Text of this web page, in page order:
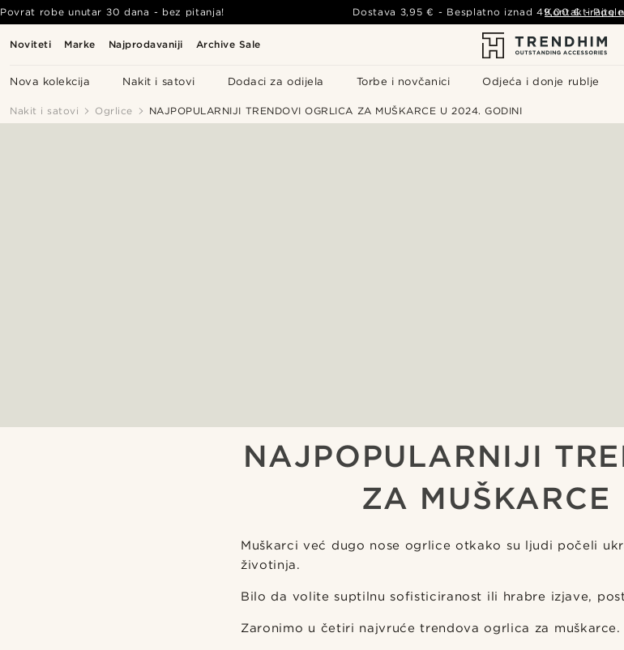
Noviteti Marke Najprodavaniji Archive Sale
Nova kolekcija Nakit i satovi Dodaci za odijela Torbe i novčanici Odjeća i donje rublje
Povrat robe unutar 30 dana - bez pitanja! Dostava 3,95 € - Besplatno iznad49,00 € -
Kontaktirajte
Nakit i satovi Ogrlice NAJPOPULARNIJI TRENDOVI OGRLICA ZA MUŠKARCE U 2024. GODINI
NAJPOPULARNIJI
ZA
Muškarci već dugo nose ogrlice otkako su ljudi počeli
životinja.
Bilo da volite suptilnu sofisticiranost ili hrabre izjave,
Zaronimo u četiri najvruće trendova ogrlica za muškarce.